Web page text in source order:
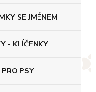
SE JMÉNEM
- KLÍČENKY
PSY